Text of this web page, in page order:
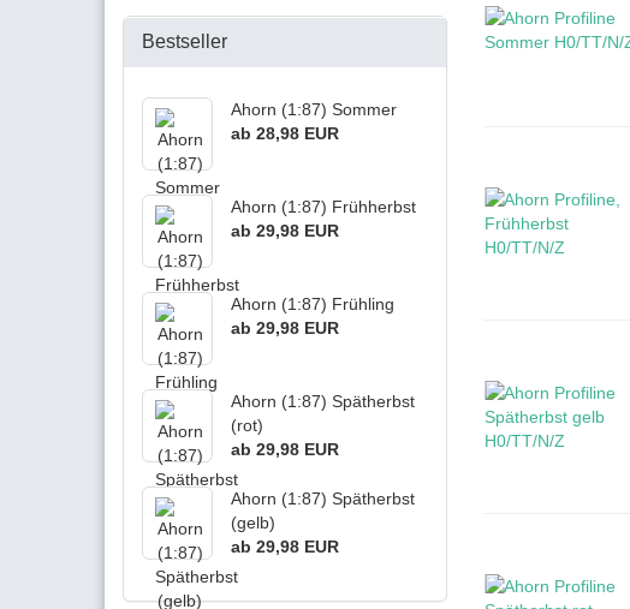
Bestseller
Ahorn (1:87) Sommer
ab 28,98 EUR
Ahorn (1:87) Frühherbst
ab 29,98 EUR
Ahorn (1:87) Frühling
ab 29,98 EUR
Ahorn (1:87) Spätherbst
(rot)
ab 29,98 EUR
Ahorn (1:87) Spätherbst
(gelb)
ab 29,98 EUR